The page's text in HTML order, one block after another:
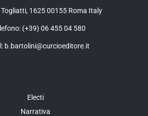
1625 00155 Roma Italy
(+39) 06 455 04 580
b.bartolini@curcioeditore.it
Electi
Narrativa